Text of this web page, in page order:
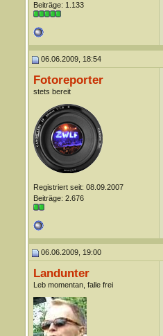
Beiträge: 1.133
06.06.2009, 18:54
Fotoreporter
stets bereit
Registriert seit: 08.09.2007
Beiträge: 2.676
06.06.2009, 19:00
Landunter
Leb momentan, falle frei